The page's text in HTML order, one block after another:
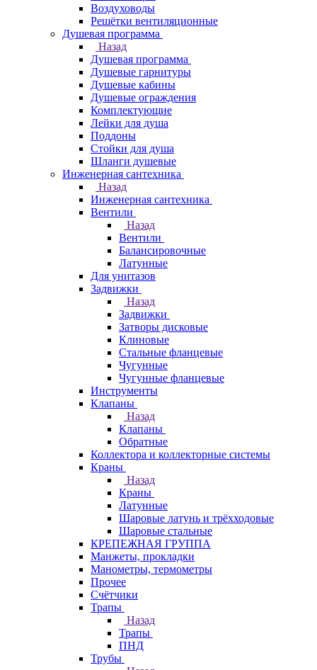
Воздуховоды
Решётки вентиляционные
Душевая программа
Назад
Душевая программа
Душевые гарнитуры
Душевые кабины
Душевые ограждения
Комплектующие
Лейки для душа
Поддоны
Стойки для душа
Шланги душевые
Инженерная сантехника
Назад
Инженерная сантехника
Вентили
Назад
Вентили
Балансировочные
Латунные
Для унитазов
Задвижки
Назад
Задвижки
Затворы дисковые
Клиновые
Стальные фланцевые
Чугунные
Чугунные фланцевые
Инструменты
Клапаны
Назад
Клапаны
Обратные
Коллектора и коллекторные системы
Краны
Назад
Краны
Латунные
Шаровые латунь и трёхходовые
Шаровые стальные
КРЕПЕЖНАЯ ГРУППА
Манжеты, прокладки
Манометры, термометры
Прочее
Счётчики
Трапы
Назад
Трапы
ПНД
Трубы